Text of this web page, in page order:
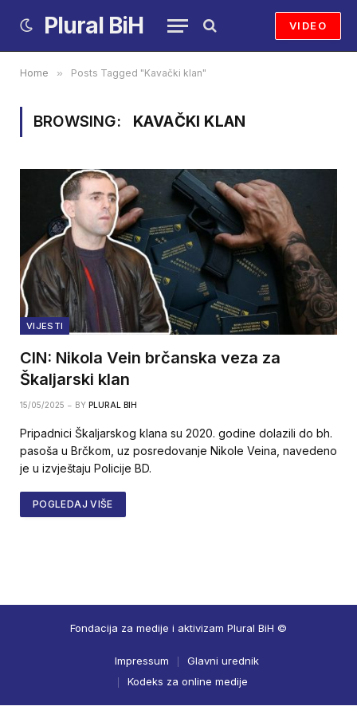
Plural BiH VIDEO
Home » Posts Tagged "Kavački klan"
BROWSING: KAVAČKI KLAN
VIJESTI
CIN: Nikola Vein brčanska veza za
Škaljarski klan
15/05/2025 BY PLURAL BIH
Pripadnici Škaljarskog klana su 2020. godine dolazili do bh.
pasoša u Brčkom, uz posredovanje Nikole Veina, navedeno
je u izvještaju Policije BD.
POGLEDAJ VIŠE
Fondacija za medije i aktivizam Plural BiH ©
Impressum
Glavni urednik
Kodeks za online medije